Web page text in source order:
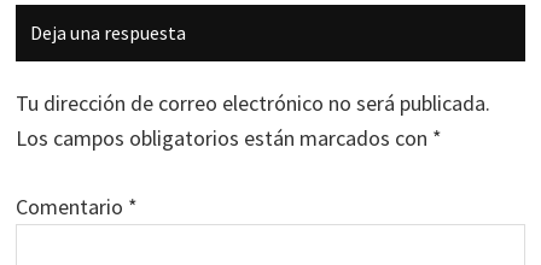
Interacciones
con
los
lectores
Deja una respuesta
Tu dirección de correo electrónico no será publicada.
Los campos obligatorios están marcados con *
Comentario *